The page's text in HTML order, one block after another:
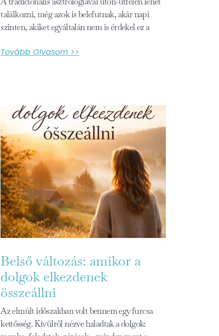
találkozni, még azok is belefutnak, akár napi
szinten, akiket egyáltalán nem is érdekel ez a
Tovább Olvasom >>
Belső változás: amikor a
dolgok elkezdenek
összeállni
Az elmúlt időszakban volt bennem egy furcsa
kettősség. Kívülről nézve haladtak a dolgok: